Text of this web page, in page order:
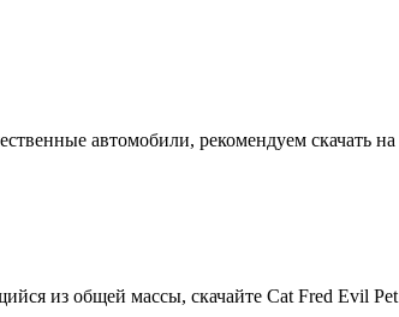
автомобили, рекомендуем
из общей массы, скачайте Cat Fred Evil